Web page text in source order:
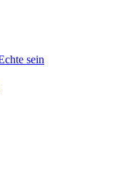
sein